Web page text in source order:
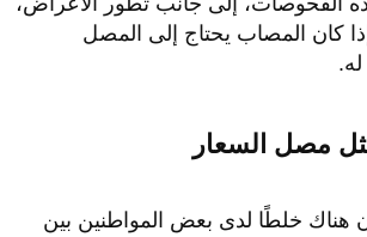
كان المصاب يحتاج إلى المصل
مصل السعار
هناك خلطًا لدى بعض المواطنين بين